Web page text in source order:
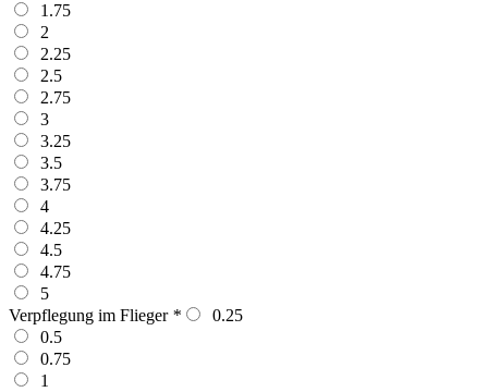
1.75
2
2.25
2.5
2.75
3
3.25
3.5
3.75
4
4.25
4.5
4.75
5
Verpflegung im Flieger *
0.25
0.5
0.75
1